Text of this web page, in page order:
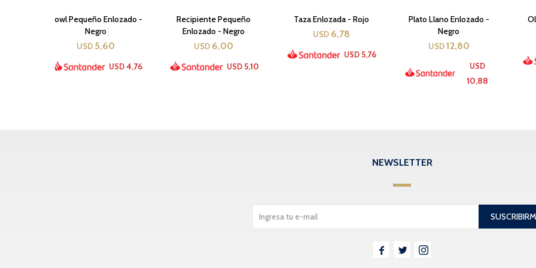
Bowl Pequeño Enlozado -
Negro
USD 5,60
USD 4,76
Recipiente Pequeño
Enlozado - Negro
USD 6,00
USD 5,10
Taza Enlozada - Rojo
USD 6,78
USD 5,76
Plato Llano Enlozado -
Negro
USD 12,80
USD
10,88
NEWSLETTER
  